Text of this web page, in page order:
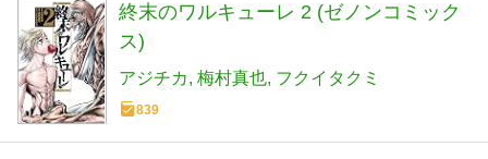
終末のワルキューレ 2 (ゼノンコミック
ス)
アジチカ 梅村真也 フクイタクミ
839